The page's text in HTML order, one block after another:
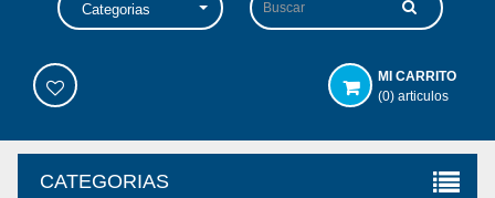
Categorias
MI CARRITO
(0) articulos
CATEGORIAS